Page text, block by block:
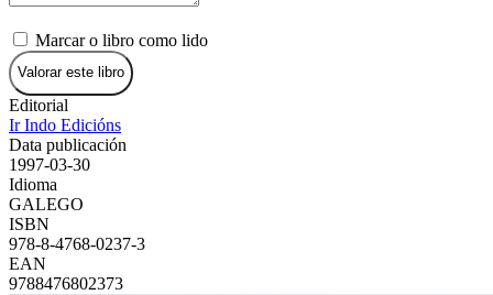
Marcar o libro como lido
Valorar este libro
Editorial
Ir Indo Edicións
Data publicación
1997-03-30
Idioma
GALEGO
ISBN
978-8-4768-0237-3
EAN
9788476802373